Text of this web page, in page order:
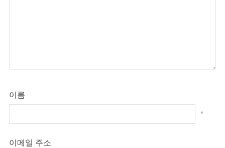
이름
*
이메일 주소